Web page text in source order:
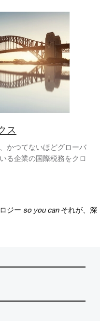
ス
かつてないほどグローバ
る企業の国際税務をクロ
ジー so you can それが、深